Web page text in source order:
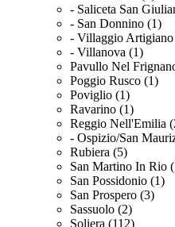
- Saliceta San
- San Donnino (1)
- Villaggio
- Villanova (1)
Pavullo Nel
Poggio Rusco (1)
Poviglio (1)
Ravarino (1)
Reggio Nell'Emilia
- Ospizio/San
Rubiera (5)
San Martino In Rio
San Possidonio (1)
San Prospero (3)
Sassuolo (2)
Soliera (112)